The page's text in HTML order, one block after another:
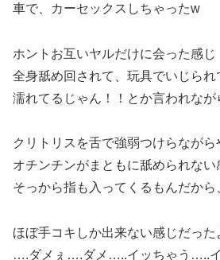
車で、カーセックスしちゃったw
ホントお互いヤルだけに会った感じ
全身舐め回されて、玩具でいじられ
濡れてるじゃん！！とか言われなが
クリトリスを舌で強弱つけらながら
オチンチンがまともに舐められない
そっから指も入ってくるもんだから
ほぼ手コキしか出来ない感じだった
….ダメぇ….ダメ…..イッちゃう…..